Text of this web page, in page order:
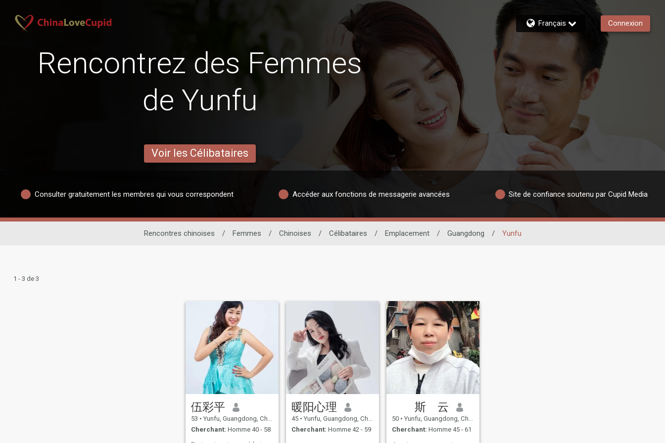
Français Connexion
Rencontrez des Femmes
de Yunfu
Voir les Célibataires
Consulter gratuitement les membres qui vous correspondent Accéder aux fonctions de messagerie avancées Site de confiance soutenu par Cupid Media
Rencontres chinoises / Femmes / Chinoises / Célibataires / Emplacement / Guangdong / Yunfu
1 - 3 de 3
伍彩平
53 • Yunfu, Guangdong, Chine
Cherchant: Homme 40 - 58
暖阳心理
45 • Yunfu, Guangdong, Chine
Cherchant: Homme 42 - 59
斯 云
50 • Yunfu, Guangdong, Chine
Cherchant: Homme 45 - 61